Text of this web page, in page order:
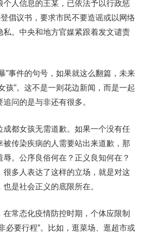
个人信息的王某，已依法予以行政惩
倡议书，要求市民不要造谣或以网络
私。中央和地方官媒紧跟着发文谴责
”事件的句号，如果就这么翻篇，未来
孩”。这不是一则花边新闻，而是一起
问的是与非还有很多。
成都女孩无需道歉。如果一个没有任
被传染疾病的人需要站出来道歉，那
。公序良俗何在？正义良知何在？
很多人表达了这样的立场，就是对这
是社会正义的底限所在。
常态化疫情防控时期，个体应限制
必要行程”。比如，逛菜场、逛超市或